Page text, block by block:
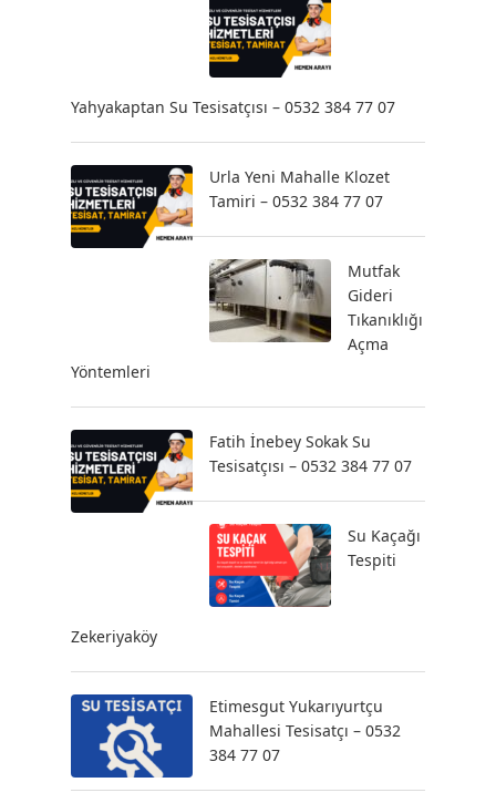
Yahyakaptan Su Tesisatçısı – 0532 384 77 07
Urla Yeni Mahalle Klozet
Tamiri – 0532 384 77 07
Mutfak
Gideri
Tıkanıklığı
Açma
Yöntemleri
Fatih İnebey Sokak Su
Tesisatçısı – 0532 384 77 07
Su Kaçağı
Tespiti
Zekeriyaköy
Etimesgut Yukarıyurtçu
Mahallesi Tesisatçı – 0532
384 77 07